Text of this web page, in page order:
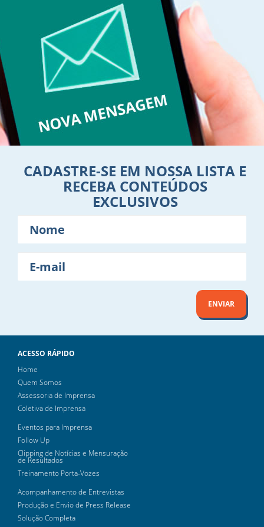
CADASTRE-SE EM NOSSA LISTA E
RECEBA CONTEÚDOS
EXCLUSIVOS
mail
ENVIAR
ACESSO RÁPIDO
Home
Quem Somos
Assessoria de Imprensa
Coletiva de Imprensa
Eventos para Imprensa
Follow Up
Clipping de Notícias e Mensuração
de Resultados
Treinamento Porta-Vozes
Acompanhamento de Entrevistas
Produção e Envio de Press Release
Solução Completa